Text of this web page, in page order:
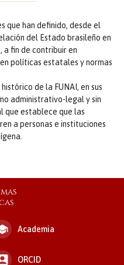
que han definido, desde el
del Estado brasileño en
a fin de contribuir en
políticas estatales y normas
de la FUNAI, en sus
administrativo-legal y sin
que establece que las
a personas e instituciones
Academia
ORCID